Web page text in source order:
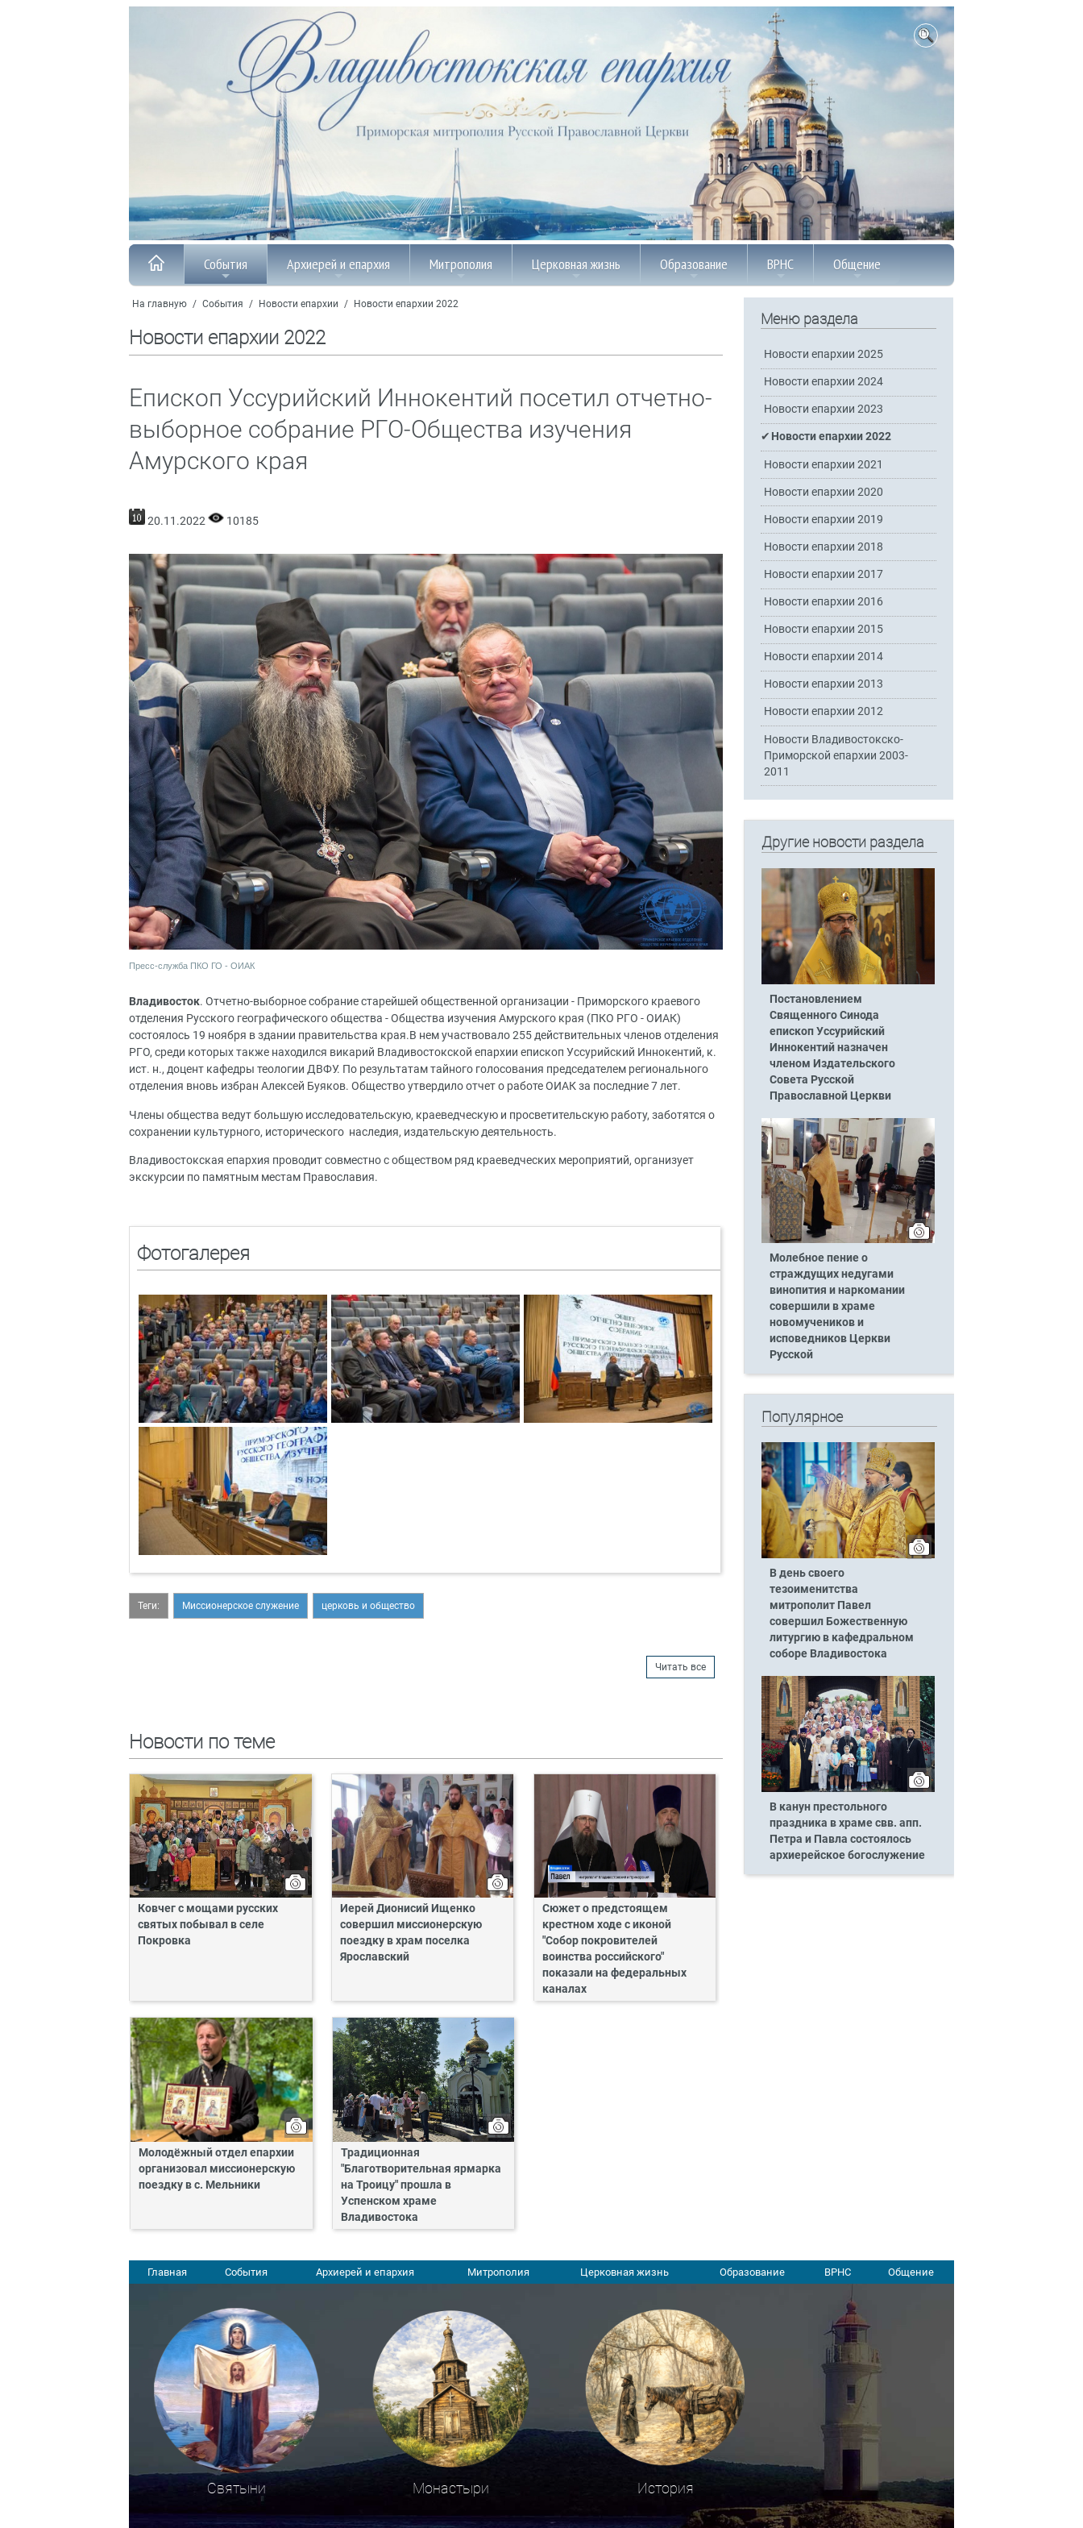
События Архиерей и епархия Митрополия Церковная жизнь Образование ВРНС Общение
На главную / События / Новости епархии / Новости епархии 2022
Новости епархии 2022
Епископ Уссурийский Иннокентий посетил отчетно-
выборное собрание РГО-Общества изучения
Амурского края
20.11.2022 10185
Пресс-служба ПКО ГО - ОИАК
Владивосток. Отчетно-выборное собрание старейшей общественной организации - Приморского краевого
отделения Русского географического общества - Общества изучения Амурского края (ПКО РГО - ОИАК)
состоялось 19 ноября в здании правительства края.В нем участвовало 255 действительных членов отделения
РГО, среди которых также находился викарий Владивостокской епархии епископ Уссурийский Иннокентий, к.
ист. н., доцент кафедры теологии ДВФУ. По результатам тайного голосования председателем регионального
отделения вновь избран Алексей Буяков. Общество утвердило отчет о работе ОИАК за последние 7 лет.
Члены общества ведут большую исследовательскую, краеведческую и просветительскую работу, заботятся о
сохранении культурного, исторического наследия, издательскую деятельность.
Владивостокская епархия проводит совместно с обществом ряд краеведческих мероприятий, организует
экскурсии по памятным местам Православия.
Фотогалерея
Теги: Миссионерское служение церковь и общество
Читать все
Новости по теме
Ковчег с мощами русских
святых побывал в селе
Покровка
Иерей Дионисий Ищенко
совершил миссионерскую
поездку в храм поселка
Ярославский
Сюжет о предстоящем
крестном ходе с иконой
"Собор покровителей
воинства российского"
показали на федеральных
каналах
Молодёжный отдел епархии
организовал миссионерскую
поездку в с. Мельники
Традиционная
"Благотворительная ярмарка
на Троицу" прошла в
Успенском храме
Владивостока
Меню раздела
Новости епархии 2025
Новости епархии 2024
Новости епархии 2023
Новости епархии 2022
Новости епархии 2021
Новости епархии 2020
Новости епархии 2019
Новости епархии 2018
Новости епархии 2017
Новости епархии 2016
Новости епархии 2015
Новости епархии 2014
Новости епархии 2013
Новости епархии 2012
Новости Владивостокско-
Приморской епархии 2003-
2011
Другие новости раздела
Постановлением
Священного Синода
епископ Уссурийский
Иннокентий назначен
членом Издательского
Совета Русской
Православной Церкви
Молебное пение о
страждущих недугами
винопития и наркомании
совершили в храме
новомучеников и
исповедников Церкви
Русской
Популярное
В день своего
тезоименитства
митрополит Павел
совершил Божественную
литургию в кафедральном
соборе Владивостока
В канун престольного
праздника в храме свв. апп.
Петра и Павла состоялось
архиерейское богослужение
Главная События Архиерей и епархия Митрополия Церковная жизнь Образование ВРНС Общение
Святыни Монастыри История